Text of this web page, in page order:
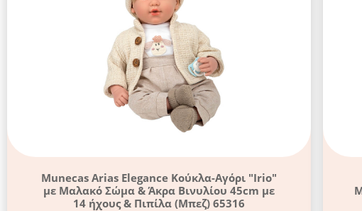
Munecas Arias Elegance Κούκλα-Αγόρι "Irio"
με Μαλακό Σώμα & Άκρα Βινυλίου 45cm με
14 ήχους & Πιπίλα (Μπεζ) 65316